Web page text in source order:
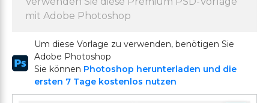
mit Adobe Photoshop
Um diese Vorlage zu verwenden, benötigen Sie
Adobe Photoshop
Sie können Photoshop herunterladen und die
ersten 7 Tage kostenlos nutzen